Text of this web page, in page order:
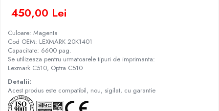
450,00 Lei
Culoare: Magenta
Cod OEM: LEXMARK 20K1401
Capacitate: 6600 pag.
Se utilizeaza pentru urmatoarele tipuri de imprimanta:
Lexmark C510, Optra C510
Detalii:
Acest produs este compatibil, nou, sigilat, cu garantie